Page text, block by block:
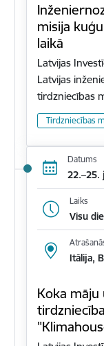
misija
laikā
Latvijas
Latvijas
tirdzniecības
Tirdzniecības
Datums
22.–25.
Laiks
Visu
Itālija,
Koka